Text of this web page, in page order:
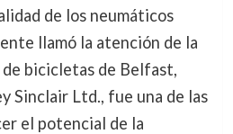
de los neumáticos
llamó la atención de la
bicicletas de Belfast,
Sinclair Ltd., fue una de las
el potencial de la